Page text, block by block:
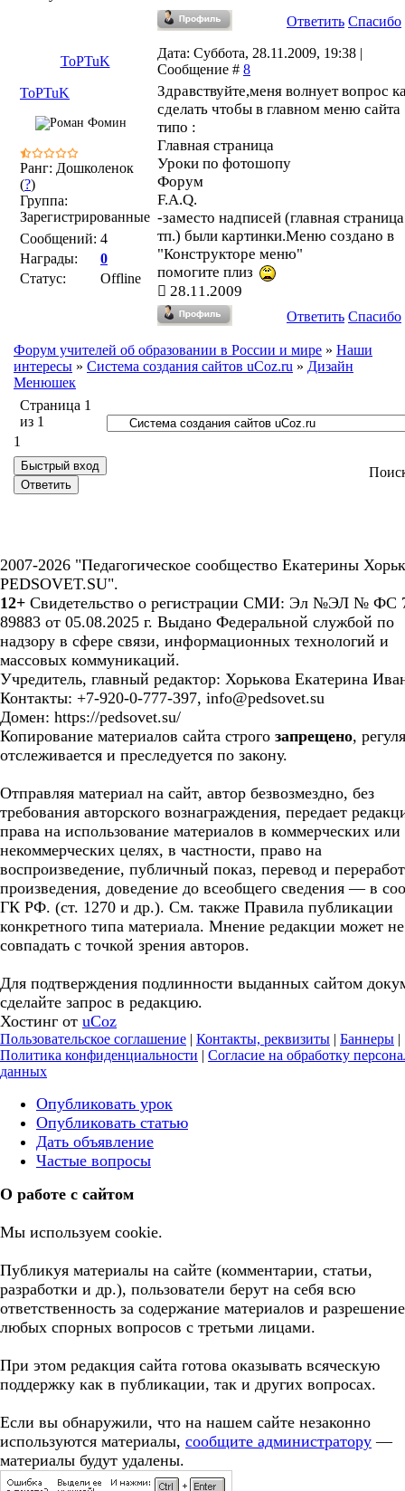
Ответить Спасибо
ToPTuK
Дата: Суббота, 28.11.2009, 19:38 |
Сообщение # 8
ToPTuK
Ранг: Дошколенок
(?)
Группа:
Зарегистрированные
Сообщений: 4
Награды:
0
Статус:
Offline
Здравствуйте,меня волнует вопрос
сделать чтобы в главном меню сайта
типо :
Главная страница
Уроки по фотошопу
Форум
F.A.Q.
-заместо надписей (главная
тп.) были картинки.Меню создано в
"Конструкторе меню"
помогите плиз
28.11.2009
Ответить Спасибо
Форум учителей об образовании в России и мире » Наши
интересы » Система создания сайтов uCoz.ru » Дизайн
Менюшек
Страница 1
из 1
1
2007-2026 "Педагогическое сообщество Екатерины
PEDSOVET.SU".
12+ Свидетельство о регистрации СМИ: Эл №ЭЛ № ФС
89883 от 05.08.2025 г. Выдано Федеральной службой по
надзору в сфере связи, информационных технологий и
массовых коммуникаций.
Учредитель, главный редактор: Хорькова Екатерина
Контакты: +7-920-0-777-397, info@pedsovet.su
Домен: https://pedsovet.su/
Копирование материалов сайта строго запрещено,
отслеживается и преследуется по закону.
Отправляя материал на сайт, автор безвозмездно, без
требования авторского вознаграждения, передает
права на использование материалов в коммерческих или
некоммерческих целях, в частности, право на
воспроизведение, публичный показ, перевод и
произведения, доведение до всеобщего сведения — в
ГК РФ. (ст. 1270 и др.). См. также Правила публикации
конкретного типа материала. Мнение редакции может не
совпадать с точкой зрения авторов.
Для подтверждения подлинности выданных сайтом
сделайте запрос в редакцию.
Хостинг от uCoz
Пользовательское соглашение | Контакты, реквизиты | Баннеры |
Политика конфиденциальности | Согласие на обработку
данных
Опубликовать урок
Опубликовать статью
Дать объявление
Частые вопросы
О работе с сайтом
Мы используем cookie.
Публикуя материалы на сайте (комментарии, статьи,
разработки и др.), пользователи берут на себя всю
ответственность за содержание материалов и разрешение
любых спорных вопросов с третьми лицами.
При этом редакция сайта готова оказывать всяческую
поддержку как в публикации, так и других вопросах.
Если вы обнаружили, что на нашем сайте незаконно
используются материалы, сообщите администратору —
материалы будут удалены.